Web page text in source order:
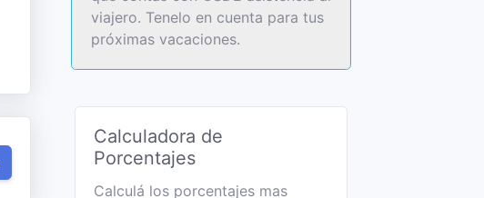
viajero. Tenelo en cuenta para tus
próximas vacaciones.
Calculadora de
Porcentajes
Calculá los porcentajes mas